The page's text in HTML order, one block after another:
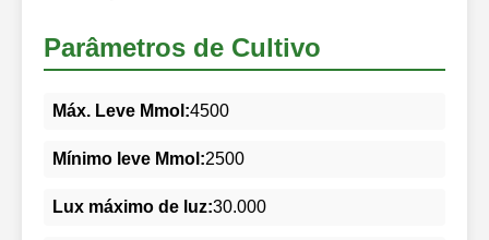
Parâmetros de Cultivo
Máx. Leve Mmol:4500
Mínimo leve Mmol:2500
Lux máximo de luz:30.000